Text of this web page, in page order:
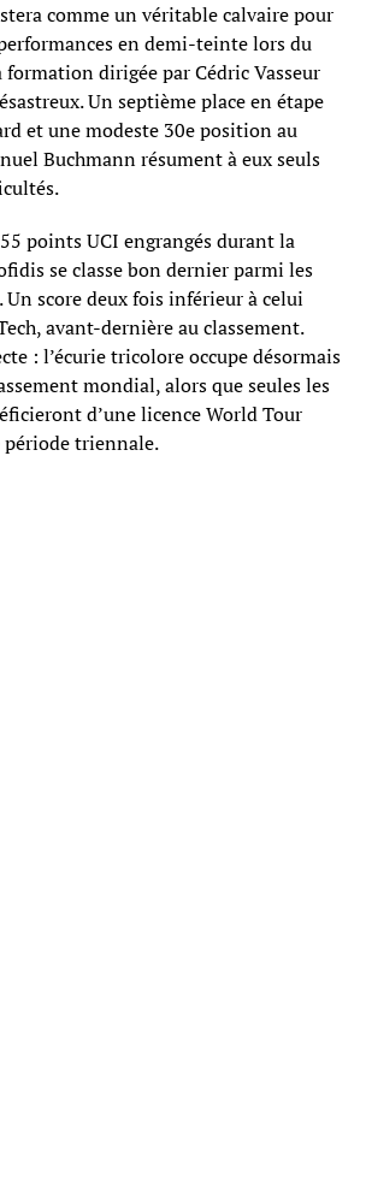
comme un véritable calvaire pour
en demi-teinte lors du
formation dirigée par Cédric Vasseur
Un septième place en étape
et une modeste 30e position au
Buchmann résument à eux seuls
points UCI engrangés durant la
se classe bon dernier parmi les
Un score deux fois inférieur à celui
avant-dernière au classement.
: l’écurie tricolore occupe désormais
mondial, alors que seules les
d’une licence World Tour
triennale.